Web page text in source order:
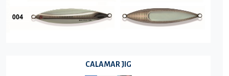
CALAMAR JIG